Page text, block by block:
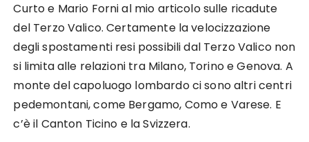
Curto e Mario Forni al mio articolo sulle ricadute
del Terzo Valico. Certamente la velocizzazione
degli spostamenti resi possibili dal Terzo Valico non
si limita alle relazioni tra Milano, Torino e Genova. A
monte del capoluogo lombardo ci sono altri centri
pedemontani, come Bergamo, Como e Varese. E
c’è il Canton Ticino e la Svizzera.